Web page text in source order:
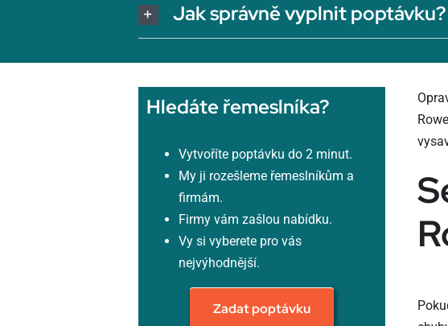
Jak správně vyplnit poptávku?
Hledáte řemeslníka?
Vytvoříte poptávku do 2 minut.
My ji rozešleme řemeslníkům a
firmám.
Firmy vám zašlou nabídku.
Vy si vyberete pro vás
nejvýhodnější.
Zadat poptávku